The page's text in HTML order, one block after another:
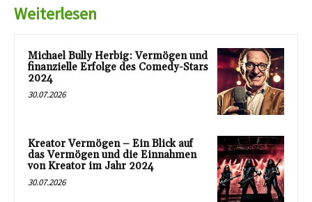
Weiterlesen
Michael Bully Herbig: Vermögen und
finanzielle Erfolge des Comedy-Stars
2024
30.07.2026
Kreator Vermögen – Ein Blick auf
das Vermögen und die Einnahmen
von Kreator im Jahr 2024
30.07.2026